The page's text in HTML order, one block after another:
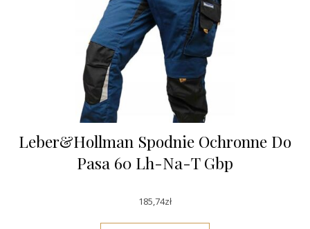
Leber&Hollman Spodnie Ochronne Do
Pasa 60 Lh-Na-T Gbp
185,74zł